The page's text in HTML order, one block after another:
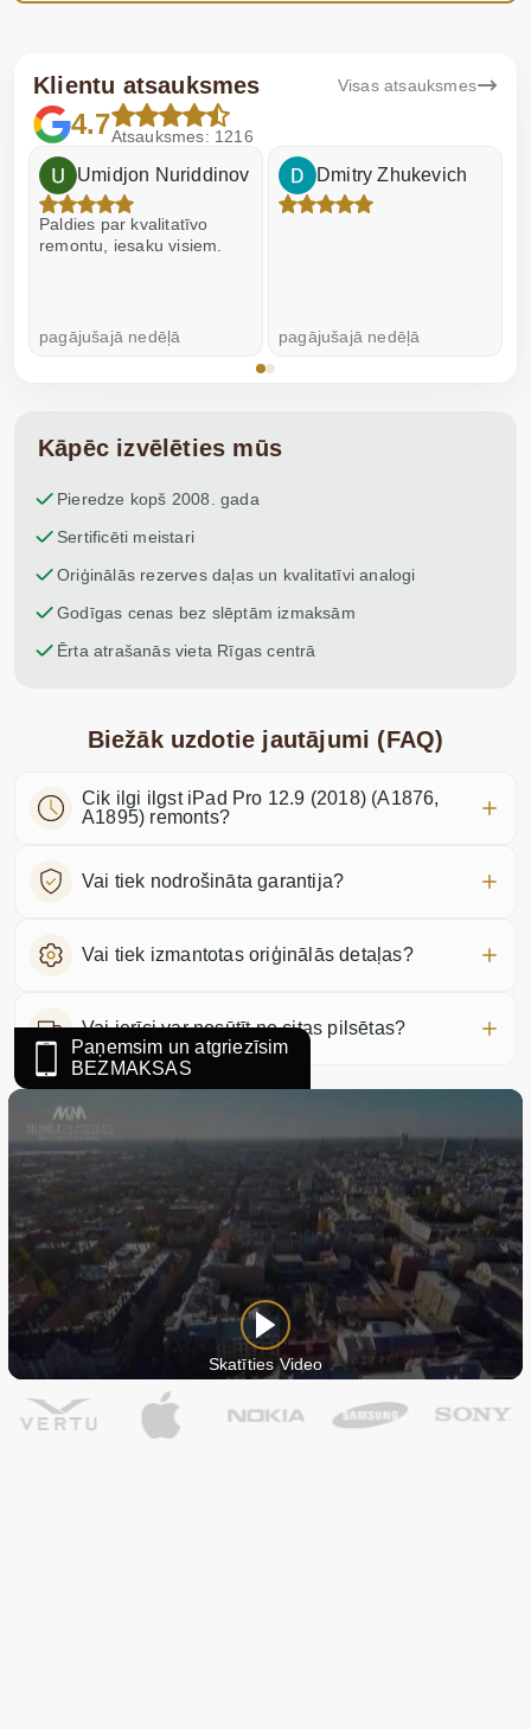
Klientu atsauksmes Visas atsauksmes
4.7Atsauksmes: 1216
Umidjon Nuriddinov
Paldies par kvalitatīvo
remontu, iesaku visiem.
pagājušajā nedēļā
Dmitry Zhukevich
pagājušajā nedēļā
Kāpēc izvēlēties mūs
Pieredze kopš 2008. gada
Sertificēti meistari
Oriģinālās rezerves daļas un kvalitatīvi analogi
Godīgas cenas bez slēptām izmaksām
Ērta atrašanās vieta Rīgas centrā
Biežāk uzdotie jautājumi (FAQ)
Cik ilgi ilgst iPad Pro 12.9 (2018) (A1876,
A1895) remonts?
Vai tiek nodrošināta garantija?
Vai tiek izmantotas oriģinālās detaļas?
Vai ierīci var nosūtīt no citas pilsētas?
Paņemsim un atgriezīsim
BEZMAKSAS
Skatīties Video